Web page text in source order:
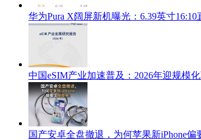
华为Pura X阔屏新机曝光：6.39英寸
中国eSIM产业加速普及：2026年迎规模
国产安卓全盘撤退，为何苹果新iPhone偏